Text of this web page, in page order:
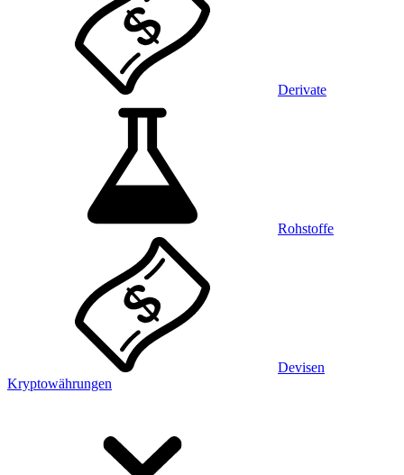
Derivate
Rohstoffe
Devisen
Kryptowährungen